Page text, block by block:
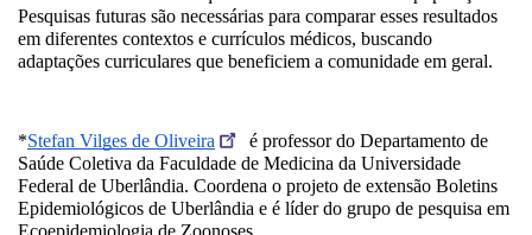
Pesquisas futuras são necessárias para comparar esses resultados
em diferentes contextos e currículos médicos, buscando
adaptações curriculares que beneficiem a comunidade em geral.
*Stefan Vilges de Oliveira
é professor do Departamento de
Saúde Coletiva da Faculdade de Medicina da Universidade
Federal de Uberlândia. Coordena o projeto de extensão Boletins
Epidemiológicos de Uberlândia e é líder do grupo de pesquisa em
Ecoepidemiologia de Zoonoses.